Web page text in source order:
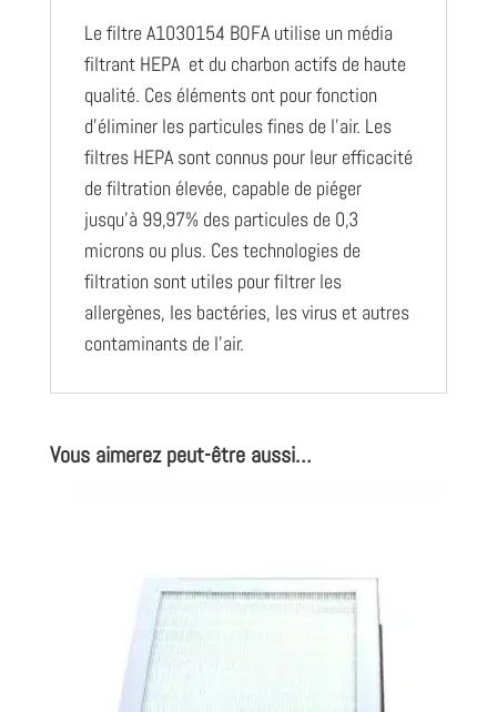
Le filtre A1030154 BOFA utilise un média
filtrant HEPA et du charbon actifs de haute
qualité. Ces éléments ont pour fonction
d’éliminer les particules fines de l’air. Les
filtres HEPA sont connus pour leur efficacité
de filtration élevée, capable de piéger
jusqu’à 99,97% des particules de 0,3
microns ou plus. Ces technologies de
filtration sont utiles pour filtrer les
allergènes, les bactéries, les virus et autres
contaminants de l’air.
Vous aimerez peut-être aussi…